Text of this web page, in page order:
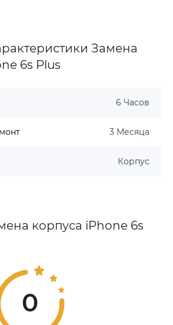
Замена
6s Plus
6 Часов
3 Месяца
Корпус
корпуса iPhone 6s
0